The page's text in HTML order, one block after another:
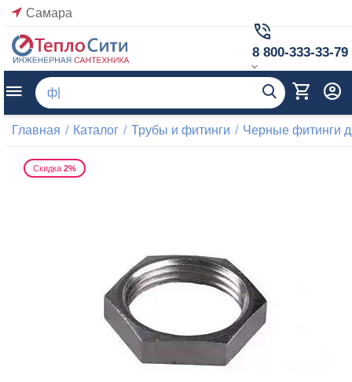
Самара
8 800-333-33-79
Главная / Каталог / Трубы и фитинги / Черные фитинги
Скидка 2%